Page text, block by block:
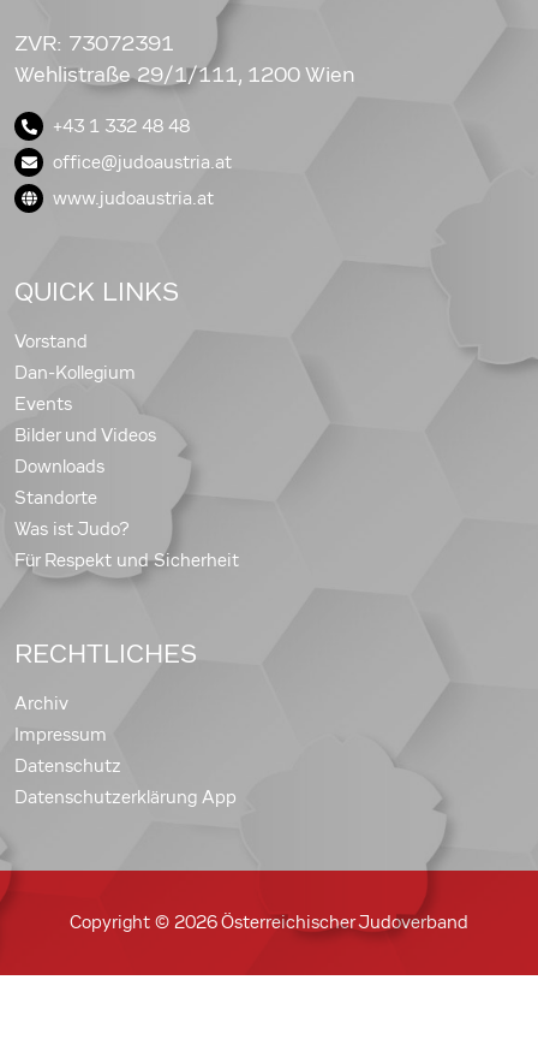
ZVR: 73072391
Wehlistraße 29/1/111, 1200 Wien
+43 1 332 48 48
office@judoaustria.at
www.judoaustria.at
QUICK LINKS
Vorstand
Dan-Kollegium
Events
Bilder und Videos
Downloads
Standorte
Was ist Judo?
Für Respekt und Sicherheit
RECHTLICHES
Archiv
Impressum
Datenschutz
Datenschutzerklärung App
Copyright © 2026 Österreichischer Judoverband